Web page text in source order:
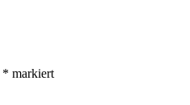
* markiert